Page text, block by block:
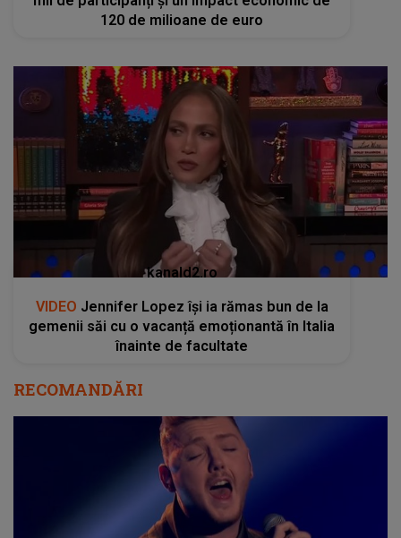
120 de milioane de euro
kanald2.ro
VIDEO Jennifer Lopez își ia rămas bun de la
gemenii săi cu o vacanță emoționantă în Italia
înainte de facultate
RECOMANDĂRI